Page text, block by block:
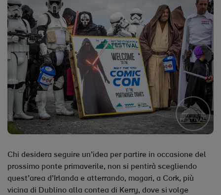
Chi desidera seguire un’idea per partire in occasione del
prossimo ponte primaverile, non si pentirà scegliendo
quest’area d’Irlanda e atterrando, magari, a Cork, più
vicina di Dublino alla contea di Kerry, dove si volge